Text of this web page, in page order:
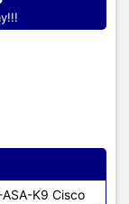
K9 Cisco
máy tính
nhiều thiết bị
tối đa nhu cầu của